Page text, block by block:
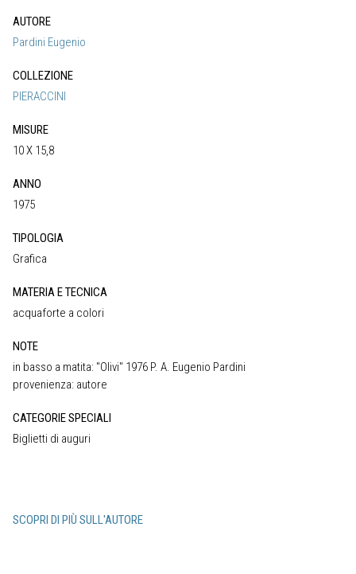
AUTORE
Pardini Eugenio
COLLEZIONE
PIERACCINI
MISURE
10 X 15,8
ANNO
1975
TIPOLOGIA
Grafica
MATERIA E TECNICA
acquaforte a colori
NOTE
in basso a matita: "Olivi" 1976 P. A. Eugenio Pardini
provenienza: autore
CATEGORIE SPECIALI
Biglietti di auguri
SCOPRI DI PIÙ SULL'AUTORE